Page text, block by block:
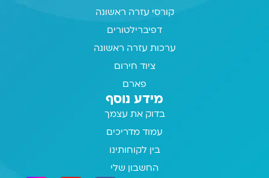
קורסי עזרה ראשונה
דפיברילטורים
ערכות עזרה ראשונה
ציוד חירום
פארם
מידע נוסף
בדוק את עצמך
עמוד מדריכים
בין לקוחותינו
החשבון שלי